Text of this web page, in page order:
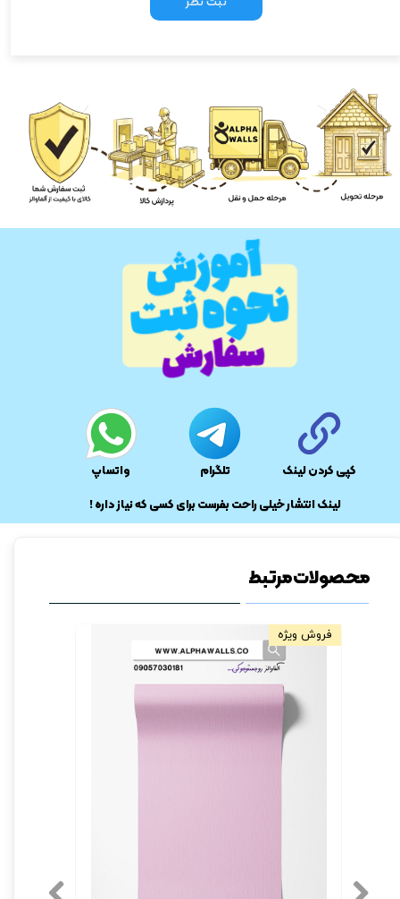
کپی کردن لینک تلگرام
واتساپ
​لینک انتشار خیلی راحت بفرست برای کسی که نیاز داره !
محصولات مرتبط
فروش ویژه